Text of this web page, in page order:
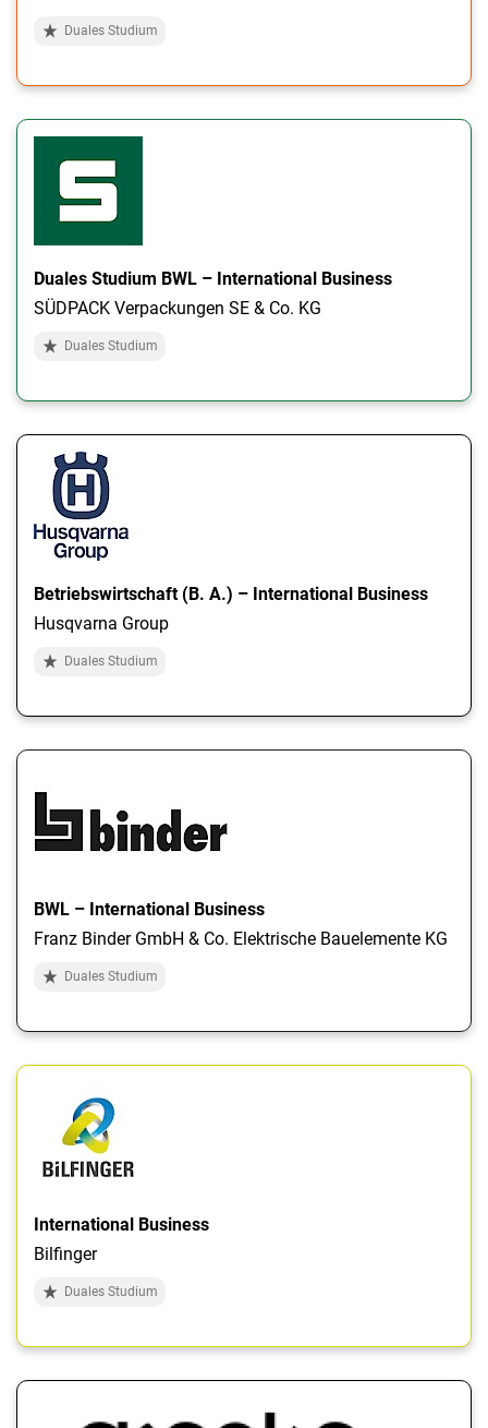
Duales Studium
Duales Studium BWL – International Business
SÜDPACK Verpackungen SE & Co. KG
Duales Studium
Betriebswirtschaft (B. A.) – International Business
Husqvarna Group
Duales Studium
BWL – International Business
Franz Binder GmbH & Co. Elektrische Bauelemente KG
Duales Studium
International Business
Bilfinger
Duales Studium